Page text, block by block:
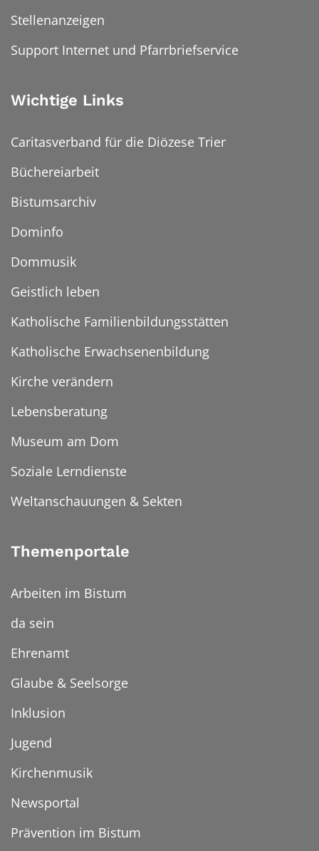
Stellenanzeigen
Support Internet und Pfarrbriefservice
Wichtige Links
Caritasverband für die Diözese Trier
Büchereiarbeit
Bistumsarchiv
Dominfo
Dommusik
Geistlich leben
Katholische Familienbildungsstätten
Katholische Erwachsenenbildung
Kirche verändern
Lebensberatung
Museum am Dom
Soziale Lerndienste
Weltanschauungen & Sekten
Themenportale
Arbeiten im Bistum
da sein
Ehrenamt
Glaube & Seelsorge
Inklusion
Jugend
Kirchenmusik
Newsportal
Prävention im Bistum